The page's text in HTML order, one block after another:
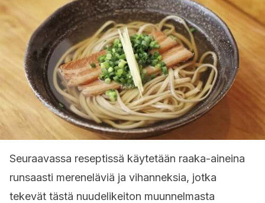
Seuraavassa reseptissä käytetään raaka-aineina
runsaasti mereneläviä ja vihanneksia, jotka
tekevät tästä nuudelikeiton muunnelmasta